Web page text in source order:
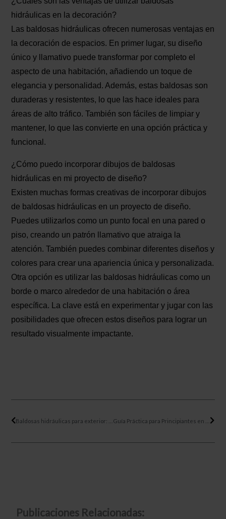
hidráulicas en la decoración?
Las baldosas hidráulicas ofrecen numerosas ventajas en
la decoración de espacios. En primer lugar, su diseño
único y llamativo puede transformar por completo el
aspecto de una habitación, añadiendo un toque de
elegancia y personalidad. Además, estas baldosas son
duraderas y resistentes, lo que las hace ideales para
áreas de alto tráfico. También son fáciles de limpiar y
mantener, lo que las convierte en una opción práctica y
funcional.
¿Cómo puedo incorporar dibujos de baldosas
hidráulicas en mi proyecto de diseño?
Existen muchas formas creativas de incorporar dibujos
de baldosas hidráulicas en un proyecto de diseño.
Puedes utilizarlos como un punto focal en una pared o
piso, creando un patrón llamativo que atraiga la
atención. También puedes combinar diferentes diseños y
colores para crear una apariencia única y personalizada.
Otra opción es utilizar las baldosas hidráulicas como un
borde o marco alrededor de una habitación o área
específica. La clave está en experimentar y jugar con las
posibilidades que ofrecen estos diseños para lograr un
resultado visualmente impactante.
Publicaciones Relacionadas: